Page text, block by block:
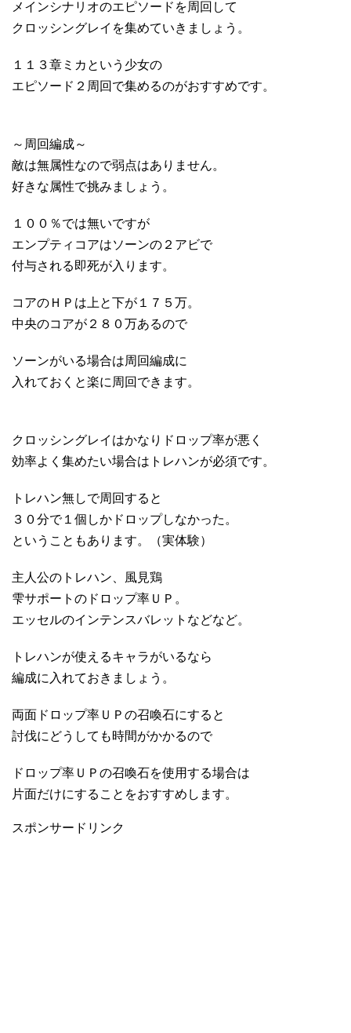
メインシナリオのエピソードを周回して
クロッシングレイを集めていきましょう。
１１３章ミカという少女の
エピソード２周回で集めるのがおすすめです。
～周回編成～
敵は無属性なので弱点はありません。
好きな属性で挑みましょう。
１００％では無いですが
エンプティコアはソーンの２アビで
付与される即死が入ります。
コアのＨＰは上と下が１７５万。
中央のコアが２８０万あるので
ソーンがいる場合は周回編成に
入れておくと楽に周回できます。
クロッシングレイはかなりドロップ率が悪く
効率よく集めたい場合はトレハンが必須です。
トレハン無しで周回すると
３０分で１個しかドロップしなかった。
ということもあります。（実体験）
主人公のトレハン、風見鶏
雫サポートのドロップ率ＵＰ。
エッセルのインテンスバレットなどなど。
トレハンが使えるキャラがいるなら
編成に入れておきましょう。
両面ドロップ率ＵＰの召喚石にすると
討伐にどうしても時間がかかるので
ドロップ率ＵＰの召喚石を使用する場合は
片面だけにすることをおすすめします。
スポンサードリンク